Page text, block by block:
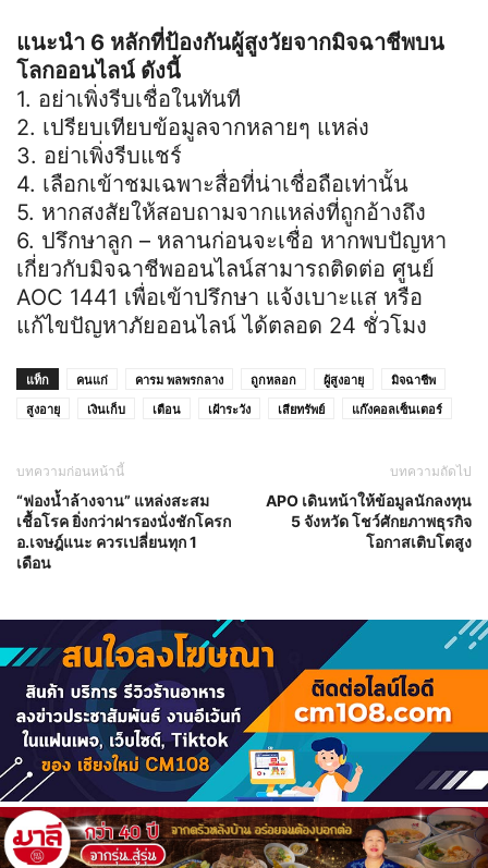
แนะนำ 6 หลักที่ป้องกันผู้สูงวัยจากมิจฉาชีพบน
โลกออนไลน์ ดังนี้
1. อย่าเพิ่งรีบเชื่อในทันที
2. เปรียบเทียบข้อมูลจากหลายๆ แหล่ง
3. อย่าเพิ่งรีบแชร์
4. เลือกเข้าชมเฉพาะสื่อที่น่าเชื่อถือเท่านั้น
5. หากสงสัยให้สอบถามจากแหล่งที่ถูกอ้างถึง
6. ปรึกษาลูก – หลานก่อนจะเชื่อ หากพบปัญหา
เกี่ยวกับมิจฉาชีพออนไลน์สามารถติดต่อ ศูนย์
AOC 1441 เพื่อเข้าปรึกษา แจ้งเบาะแส หรือ
แก้ไขปัญหาภัยออนไลน์ ได้ตลอด 24 ชั่วโมง
แท็ก คนแก่ คารม พลพรกลาง ถูกหลอก ผู้สูงอายุ
มิจฉาชีพ
สูงอายุ
เงินเก็บ เตือน เฝ้าระวัง เสียทรัพย์ แก๊งคอลเซ็นเตอร์
บทความก่อนหน้านี้
“ฟองน้ำล้างจาน” แหล่งสะสม
เชื้อโรค ยิ่งกว่าฝารองนั่งชักโครก
อ.เจษฎ์แนะ ควรเปลี่ยนทุก 1
เดือน
บทความถัดไป
APO เดินหน้าให้ข้อมูลนักลงทุน
5 จังหวัด โชว์ศักยภาพธุรกิจ
โอกาสเติบโตสูง